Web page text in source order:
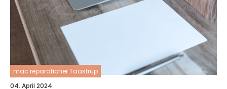
mac reparationer Taastrup
04. April 2024